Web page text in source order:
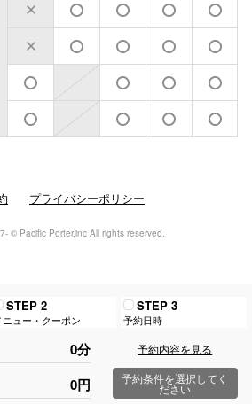
STEP 2
ニュー・クーポン
STEP 3
予約日時
0分
0円
予約内容を見る
予約条件を選択してく
ださい
プライバシーポリシー
© Pacific Porter,inc All rights reserved.